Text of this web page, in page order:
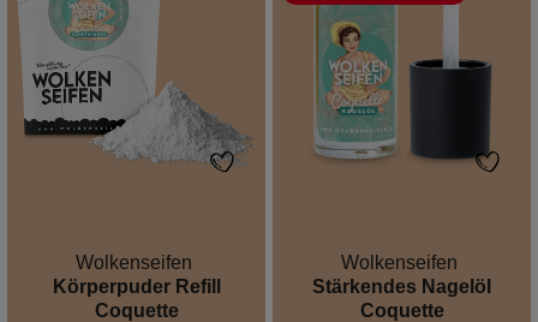
Wolkenseifen
Körperpuder Refill
Coquette
Wolkenseifen
Stärkendes Nagelöl
Coquette